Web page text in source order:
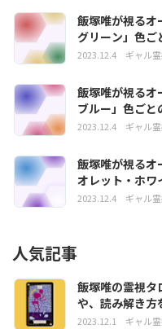
飯塚唯が視るオ
グリーン」色ご
2023.12.4 ギャル
飯塚唯が視るオ
ブルー」色ごと
2023.12.4 ギャル
飯塚唯が視るオ
オレット・ホワ
2023.12.4 ギャル
人気記事
飯塚唯の霊視タ
や、読み解き方
2023.12.1 ギャル